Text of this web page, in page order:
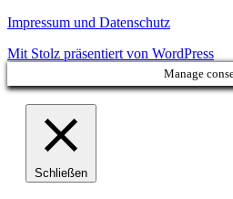
Impressum und Datenschutz
Mit Stolz präsentiert von WordPress
Manage
Schließen